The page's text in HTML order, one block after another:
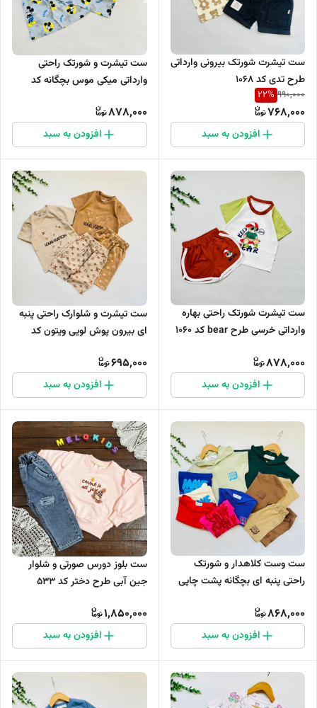
ست تیشرت شورتک بیرونی وارداتی
طرح تدی کد 1068
990,000
22%
768,000
افزودن به سبد
ست تیشرت و شورتک راحتی
وارداتی میکی موس بچگانه کد
878,000
افزودن به سبد
ست تیشرت شورتک راحتی بهاره
وارداتی خرسی طرح bear کد 1060
878,000
افزودن به سبد
ست تیشرت و شلوارک راحتی پنبه
ای بیرون پوش لویی ویتون کد
695,000
افزودن به سبد
ست وست کلاهدار و شورتک
راحتی پنبه ای بچگانه پشت چاپی
868,000
افزودن به سبد
ست بلوز دورس صورتی و شلوار
جین آبی طرح دختر کد 533
1,850,000
افزودن به سبد